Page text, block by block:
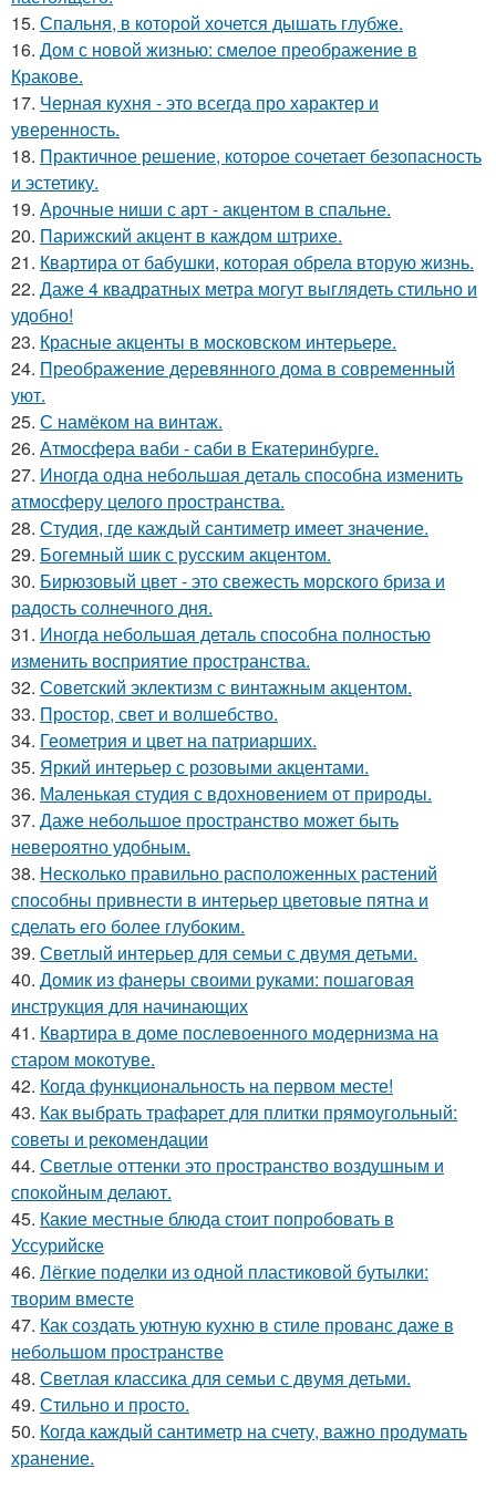
15. Спальня, в которой хочется дышать глубже.
16. Дом с новой жизнью: смелое преображение в
Кракове.
17. Черная кухня - это всегда про характер и
уверенность.
18. Практичное решение, которое сочетает безопасность
и эстетику.
19. Арочные ниши с арт - акцентом в спальне.
20. Парижский акцент в каждом штрихе.
21. Квартира от бабушки, которая обрела вторую жизнь.
22. Даже 4 квадратных метра могут выглядеть стильно и
удобно!
23. Красные акценты в московском интерьере.
24. Преображение деревянного дома в современный
уют.
25. С намёком на винтаж.
26. Атмосфера ваби - саби в Екатеринбурге.
27. Иногда одна небольшая деталь способна изменить
атмосферу целого пространства.
28. Студия, где каждый сантиметр имеет значение.
29. Богемный шик с русским акцентом.
30. Бирюзовый цвет - это свежесть морского бриза и
радость солнечного дня.
31. Иногда небольшая деталь способна полностью
изменить восприятие пространства.
32. Советский эклектизм с винтажным акцентом.
33. Простор, свет и волшебство.
34. Геометрия и цвет на патриарших.
35. Яркий интерьер с розовыми акцентами.
36. Маленькая студия с вдохновением от природы.
37. Даже небольшое пространство может быть
невероятно удобным.
38. Несколько правильно расположенных растений
способны привнести в интерьер цветовые пятна и
сделать его более глубоким.
39. Светлый интерьер для семьи с двумя детьми.
40. Домик из фанеры своими руками: пошаговая
инструкция для начинающих
41. Квартира в доме послевоенного модернизма на
старом мокотуве.
42. Когда функциональность на первом месте!
43. Как выбрать трафарет для плитки прямоугольный:
советы и рекомендации
44. Светлые оттенки это пространство воздушным и
спокойным делают.
45. Какие местные блюда стоит попробовать в
Уссурийске
46. Лёгкие поделки из одной пластиковой бутылки:
творим вместе
47. Как создать уютную кухню в стиле прованс даже в
небольшом пространстве
48. Светлая классика для семьи с двумя детьми.
49. Стильно и просто.
50. Когда каждый сантиметр на счету, важно продумать
хранение.